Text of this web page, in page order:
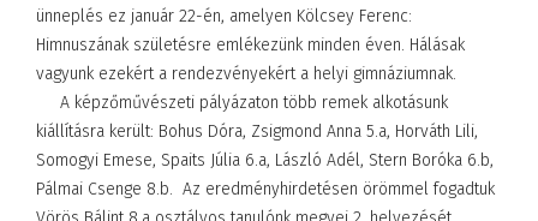
ünneplés ez január 22-én, amelyen Kölcsey Ferenc:
Himnuszának születésre emlékezünk minden éven. Hálásak
vagyunk ezekért a rendezvényekért a helyi gimnáziumnak.
A képzőművészeti pályázaton több remek alkotásunk
kiállításra került: Bohus Dóra, Zsigmond Anna 5.a, Horváth Lili,
Somogyi Emese, Spaits Júlia 6.a, László Adél, Stern Boróka 6.b,
Pálmai Csenge 8.b. Az eredményhirdetésen örömmel fogadtuk